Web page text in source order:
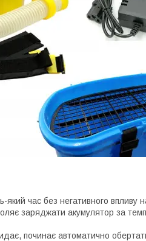
час без негативного впливу
заряджати акумулятор за
починає автоматично